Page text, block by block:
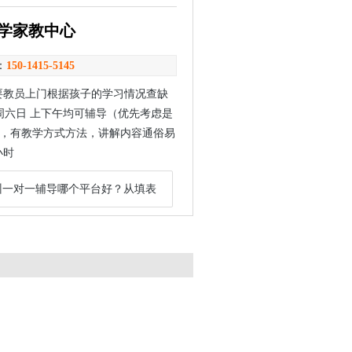
家教中心
150-1415-5145
员上门根据孩子的学习情况查缺
日 上下午均可辅导（优先考虑是
有教学方式方法，讲解内容通俗易
时
对一辅导哪个平台好？从填表